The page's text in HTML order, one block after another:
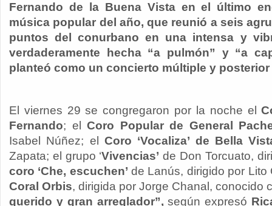
Fernando de la Buena Vista en el último
música popular del año, que reunió a seis
puntos del conurbano en una intensa y
verdaderamente hecha “a pulmón” y “a
planteó como un concierto múltiple y
El viernes 29 se congregaron por la noche el
Fernando; elCoro Popular de General
Isabel Núñez; el Coro ‘Vocaliza’ de Bella
Zapata; el grupo ‘Vivencias’ de Don Torcuato,
coro ‘Che, escuchen’ de Lanús, dirigido por
Coral Orbis, dirigida por Jorge Chanal, conocido
querido y gran arreglador”, según expresó